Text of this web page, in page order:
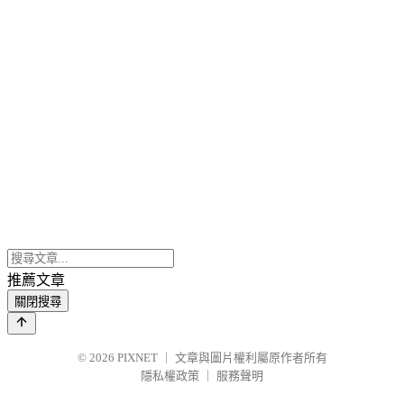
推薦文章
關閉搜尋
© 2026 PIXNET
文章與圖片權利屬原作者所有
隱私權政策
服務聲明